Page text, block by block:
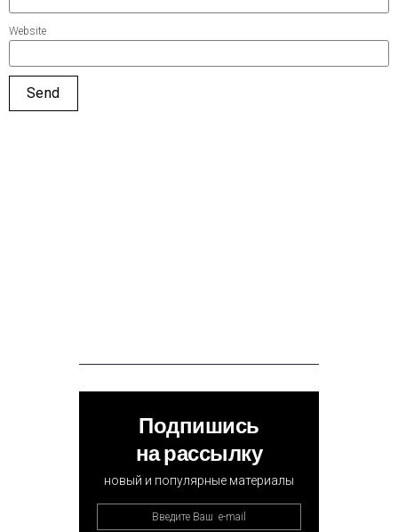
Website
Подпишись
на рассылку
новый и популярные материалы